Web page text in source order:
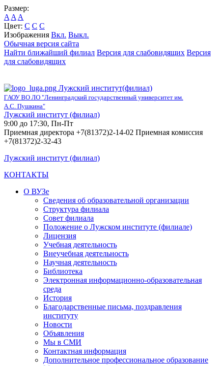
Размер:
A A A
Цвет: C C C
Изображения Вкл. Выкл.
Обычная версия сайта
Найти ближайший филиал Версия для слабовидящих Версия
для слабовидящих
Лужский институт(филиал)
ГАОУ ВО ЛО "Ленинградский государственный университет им.
А.С. Пушкина"
Лужский институт (филиал)
9:00 до 17:30, Пн-Пт
Приемная директора +7(81372)2-14-02 Приемная комиссия
+7(81372)2-32-43
Лужский институт (филиал)
КОНТАКТЫ
О ВУЗе
Сведения об образовательной организации
Структура филиала
Совет филиала
Положение о Лужском институте (филиале)
Лицензия
Учебная деятельность
Внеучебная деятельность
Научная деятельность
Библиотека
Электронная информационно-образовательная
среда
История
Благодарственные письма, поздравления
институту
Новости
Объявления
Мы в СМИ
Контактная информация
Дополнительное профессиональное образование